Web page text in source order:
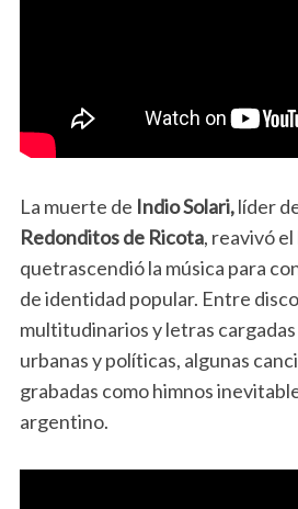
La muerte de Indio Solari,líder
Redonditos de Ricota, reavivó
quetrascendió la música para
de identidad popular. Entre
multitudinarios y letras
urbanas y políticas, algunas
grabadas como himnos
argentino.